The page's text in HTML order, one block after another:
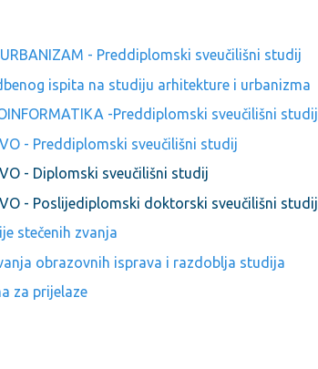
- Preddiplomski sveučilišni studij
ispita na studiju arhitekture i urbanizma
-Preddiplomski sveučilišni studij
- Preddiplomski sveučilišni studij
- Diplomski sveučilišni studij
- Poslijediplomski doktorski sveučilišni studij
stečenih zvanja
obrazovnih isprava i razdoblja studija
za prijelaze